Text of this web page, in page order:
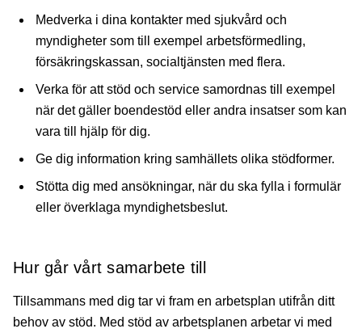
Medverka i dina kontakter med sjukvård och
myndigheter som till exempel arbetsförmedling,
försäkringskassan, socialtjänsten med flera.
Verka för att stöd och service samordnas till exempel
när det gäller boendestöd eller andra insatser som kan
vara till hjälp för dig.
Ge dig information kring samhällets olika stödformer.
Stötta dig med ansökningar, när du ska fylla i formulär
eller överklaga myndighetsbeslut.
Hur går vårt samarbete till
Tillsammans med dig tar vi fram en arbetsplan utifrån ditt
behov av stöd. Med stöd av arbetsplanen arbetar vi med